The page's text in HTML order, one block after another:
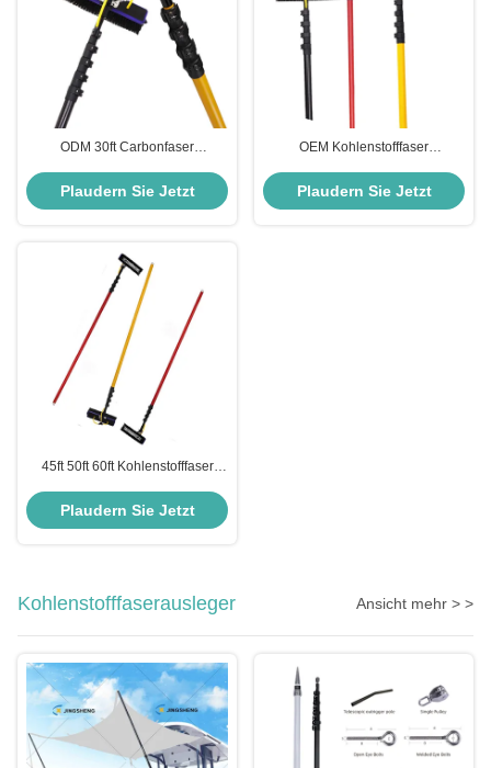
ODM 30ft Carbonfaser
Langstrecken Fensterreinigung
Plaudern Sie Jetzt
OEM Kohlenstofffaser
Teleskopfenfen
Plaudern Sie Jetzt
45ft 50ft 60ft Kohlenstofffaser
Kohlenstoffwasser versorgt Pole
Plaudern Sie Jetzt
Kohlenstofffaserausleger Ansicht mehr > >